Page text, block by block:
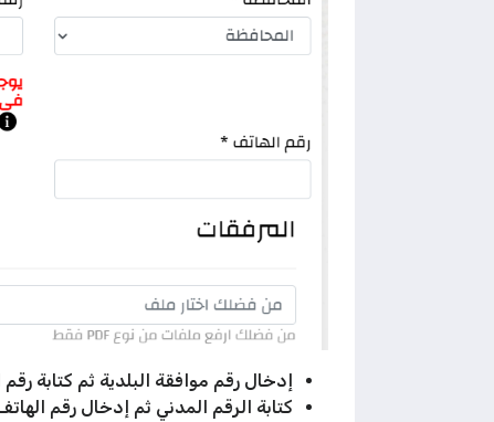
إدخال رقم موافقة البلدية ثم كتابة
كتابة الرقم المدني ثم إدخال رقم